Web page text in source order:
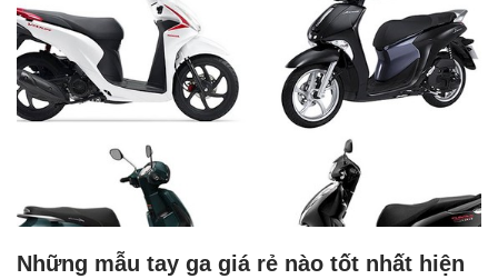
Những mẫu tay ga giá rẻ nào tốt nhất hiện